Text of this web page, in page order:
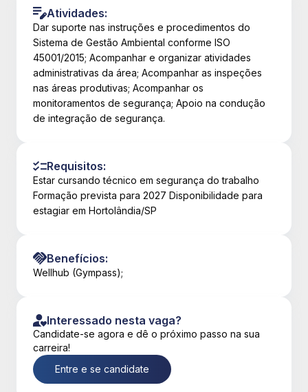
Atividades:
Dar suporte nas instruções e procedimentos do
Sistema de Gestão Ambiental conforme ISO
45001/2015; Acompanhar e organizar atividades
administrativas da área; Acompanhar as inspeções
nas áreas produtivas; Acompanhar os
monitoramentos de segurança; Apoio na condução
de integração de segurança.
Requisitos:
Estar cursando técnico em segurança do trabalho
Formação prevista para 2027 Disponibilidade para
estagiar em Hortolândia/SP
Benefícios:
Wellhub (Gympass);
Interessado nesta vaga?
Candidate-se agora e dê o próximo passo na sua
carreira!
Entre e se candidate